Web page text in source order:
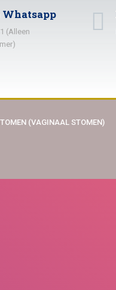
(Alleen
(VAGINAAL STOMEN)